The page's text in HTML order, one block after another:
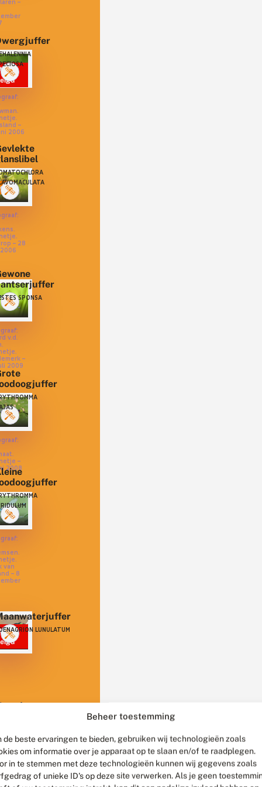
Beheer toestemming
de beste ervaringen te bieden, gebruiken wij technologieën zoals
om informatie over je apparaat op te slaan en/of te raadplegen.
in te stemmen met deze technologieën kunnen wij gegevens zoals
of unieke ID's op deze site verwerken. Als je geen
–
–
2006
– 28
SPONSA
v.d.
–
2009
–
2008
van
– 8
LUNULATUM
Plasrombout